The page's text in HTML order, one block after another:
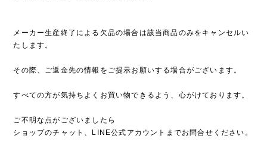
メーカー生産終了による欠品の場合は該当商品のみをキャンセルい
たします。
その際、ご返金先の情報をご提示お願いする場合がございます。
すべての方が気持ちよくお買い物できるよう、心がけております。
ご不明な点がございましたら
ショップのチャット、LINE公式アカウントまでお問合せください。